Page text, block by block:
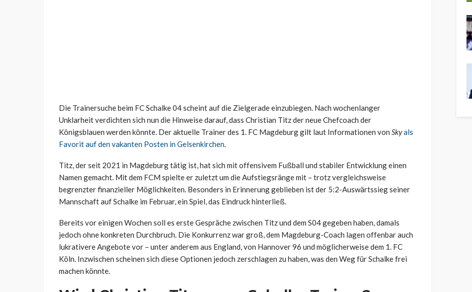
Die Trainersuche beim FC Schalke 04 scheint auf die Zielgerade einzubiegen. Nach wochenlanger
Unklarheit verdichten sich nun die Hinweise darauf, dass Christian Titz der neue Chefcoach der
Königsblauen werden könnte. Der aktuelle Trainer des 1. FC Magdeburg gilt laut Informationen von Skyals
Favorit auf den vakanten Posten in Gelsenkirchen.
Titz, der seit 2021 in Magdeburg tätig ist, hat sich mit offensivem Fußball und stabiler Entwicklung einen
Namen gemacht. Mit dem FCM spielte er zuletzt um die Aufstiegsränge mit – trotz vergleichsweise
begrenzter finanzieller Möglichkeiten. Besonders in Erinnerung geblieben ist der 5:2-Auswärtssieg seiner
Mannschaft auf Schalke im Februar, ein Spiel, das Eindruck hinterließ.
Bereits vor einigen Wochen soll es erste Gespräche zwischen Titz und dem S04 gegeben haben, damals
jedoch ohne konkreten Durchbruch. Die Konkurrenz war groß, dem Magdeburg-Coach lagen offenbar auch
lukrativere Angebote vor – unter anderem aus England, von Hannover 96 und möglicherweise dem 1. FC
Köln. Inzwischen scheinen sich diese Optionen jedoch zerschlagen zu haben, was den Weg für Schalke frei
machen könnte.